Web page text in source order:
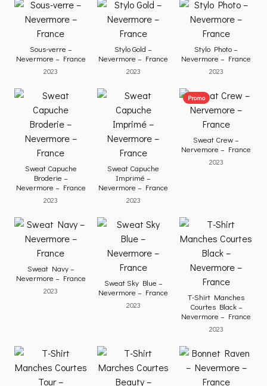
Sous-verre –
Nevermore – France
2023
Stylo Gold –
Nevermore – France
2023
Stylo Photo –
Nevermore – France
2023
Sweat Capuche
Broderie –
Nevermore – France
2023
Sweat Capuche
Imprimé –
Nevermore – France
2023
Promo
Sweat Crew –
Nervemore – France
2023
Sweat Navy –
Nevermore – France
2023
Sweat Sky Blue –
Nevermore – France
2023
T-Shirt Manches
Courtes Black –
Nevermore – France
2023